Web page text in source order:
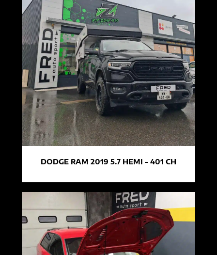
DODGE RAM 2019 5.7 HEMI – 401 CH